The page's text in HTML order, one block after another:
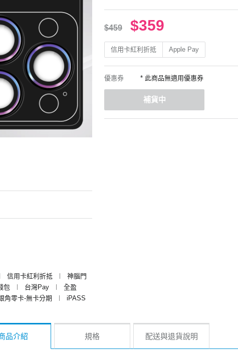
信用卡紅利折抵 ︱
神腦門
包 ︱ 台灣Pay ︱
全盈
角零卡-無卡分期 ︱
iPASS
$459 $359
信用卡紅利折抵 Apple Pay
優惠券 * 此商品無適用優惠券
補貨中
品介紹 規格 配送與退貨說明